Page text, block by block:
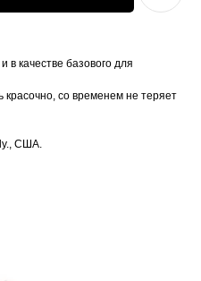
в качестве базового для
красочно, со временем не теряет
США.